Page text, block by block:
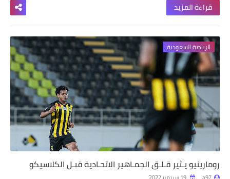
قراءة المزيد
الرياضة السعودية
رومارينيو يـثير قـلـق الجمـاهير الاتحـادية قبـل الكلاسيكو